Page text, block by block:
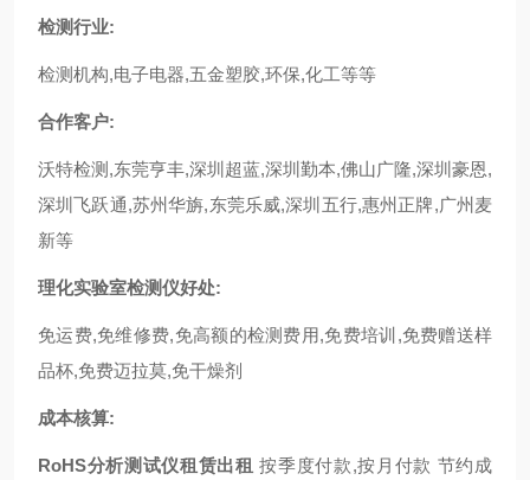
检测行业:
检测机构,电子电器,五金塑胶,环保,化工等等
合作客户:
沃特检测,东莞亨丰,深圳超蓝,深圳勤本,佛山广隆,深圳豪恩,
深圳飞跃通,苏州华旃,东莞乐威,深圳五行,惠州正牌,广州麦
新等
理化实验室检测仪好处:
免运费,免维修费,免高额的检测费用,免费培训,免费赠送样
品杯,免费迈拉莫,免干燥剂
成本核算:
RoHS分析测试仪租赁出租 按季度付款,按月付款 节约成